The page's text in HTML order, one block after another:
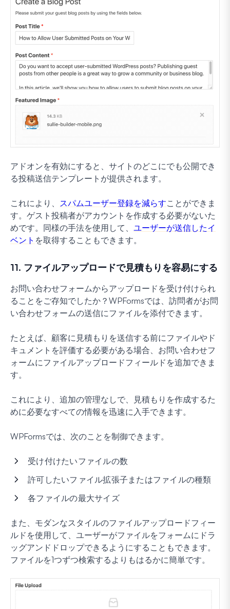
アドオンを有効にすると、サイトのどこにでも公開でき
る投稿送信テンプレートが提供されます。
これにより、 スパムユーザー登録を減らすことができま
す。ゲスト投稿者がアカウントを作成する必要がないた
めです。同様の手法を使用して、 ユーザーが送信したイ
ベント を取得することもできます。
11. ファイルアップロードで見積もりを容易にする
お問い合わせフォームからアップロードを受け付けられ
ることをご存知でしたか？WPFormsでは、訪問者がお問
い合わせフォームの送信にファイルを添付できます。
たとえば、顧客に見積もりを送信する前にファイルやド
キュメントを評価する必要がある場合、お問い合わせフ
ォームにファイルアップロードフィールドを追加できま
す。
これにより、追加の管理なしで、見積もりを作成するた
めに必要なすべての情報を迅速に入手できます。
WPFormsでは、次のことを制御できます。
受け付けたいファイルの数
許可したいファイル拡張子またはファイルの種類
各ファイルの最大サイズ
また、モダンなスタイルのファイルアップロードフィー
ルドを使用して、ユーザーがファイルをフォームにドラ
ッグアンドドロップできるようにすることもできます。
ファイルを1つずつ検索するよりもはるかに簡単です。